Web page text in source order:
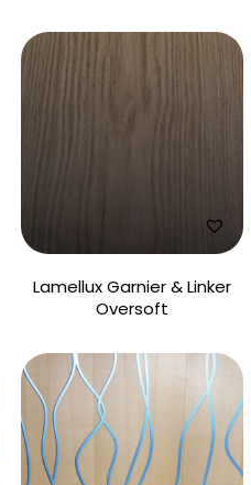
Lamellux Garnier & Linker
Oversoft